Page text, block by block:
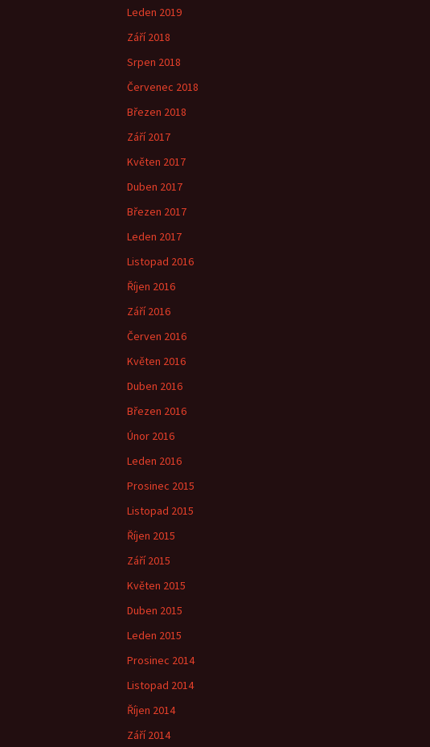
Leden 2019
Září 2018
Srpen 2018
Červenec 2018
Březen 2018
Září 2017
Květen 2017
Duben 2017
Březen 2017
Leden 2017
Listopad 2016
Říjen 2016
Září 2016
Červen 2016
Květen 2016
Duben 2016
Březen 2016
Únor 2016
Leden 2016
Prosinec 2015
Listopad 2015
Říjen 2015
Září 2015
Květen 2015
Duben 2015
Leden 2015
Prosinec 2014
Listopad 2014
Říjen 2014
Září 2014